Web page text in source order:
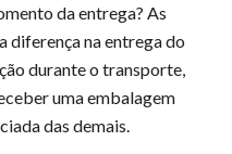
da entrega? As
diferença na entrega do
durante o transporte,
uma embalagem
das demais.